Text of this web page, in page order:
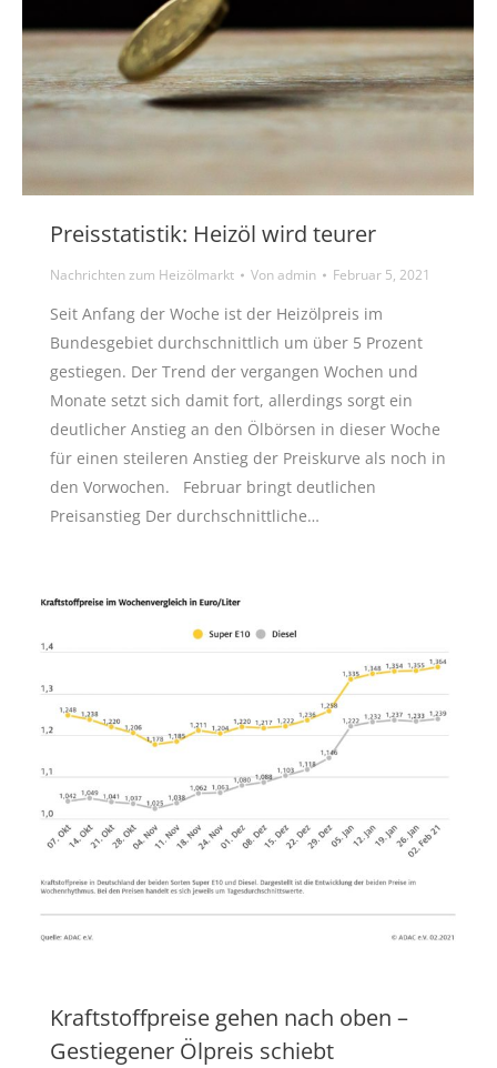
Preisstatistik: Heizöl wird teurer
Nachrichten zum Heizölmarkt Vonadmin Februar 5, 2021
Seit Anfang der Woche ist der Heizölpreis im
Bundesgebiet durchschnittlich um über 5 Prozent
gestiegen. Der Trend der vergangen Wochen und
Monate setzt sich damit fort, allerdings sorgt ein
deutlicher Anstieg an den Ölbörsen in dieser Woche
für einen steileren Anstieg der Preiskurve als noch in
den Vorwochen. Februar bringt deutlichen
Preisanstieg Der durchschnittliche…
Kraftstoffpreise gehen nach oben –
Gestiegener Ölpreis schiebt